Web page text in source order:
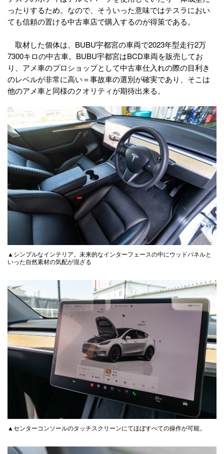
ったりするため。なので、そういった意味ではテスラにおい
ても信頼の置ける中古車店で購入するのが得策である。
取材した個体は、BUBU宇都宮の車両で2023年型走行2万
7300キロの中古車。BUBU宇都宮はBCD車両を販売してお
り、アメ車のプロショップとして中古車仕入れの際の目利き
のレベルが非常に高い＝事故車の選別が確実であり、そこは
他のアメ車と同様のクオリティが期待出来る。
▲シンプルなインテリア。未来的なインターフェースの中にウッドパネルと
いった自然素材の気配が混ざる
▲センターコンソールのタッチスクリーンにてほぼすべての操作が可能。